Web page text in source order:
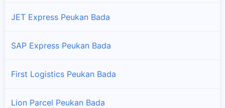
JET Express Peukan Bada
SAP Express Peukan Bada
First Logistics Peukan Bada
Lion Parcel Peukan Bada